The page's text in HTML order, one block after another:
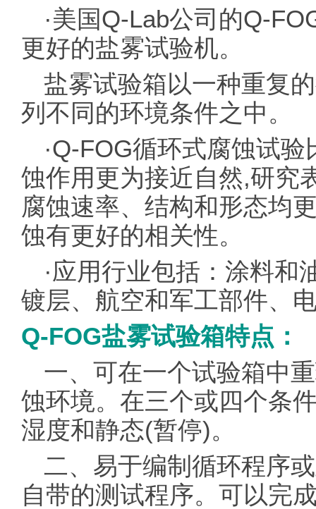
·美国Q-Lab公司的Q-
更好的盐雾试验机。
盐雾试验箱以一种重复
列不同的环境条件之中。
·Q-FOG循环式腐蚀试
蚀作用更为接近自然,研究
腐蚀速率、结构和形态均
蚀有更好的相关性。
·应用行业包括：涂料和
镀层、航空和军工部件、
Q-FOG盐雾试验箱特点：
一、可在一个试验箱中
蚀环境。在三个或四个条
湿度和静态(暂停)。
二、易于编制循环程序
自带的测试程序。可以完